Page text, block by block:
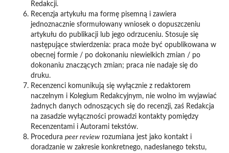
Redakcji.
Recenzja artykułu ma formę pisemną i zawiera
jednoznacznie sformułowany wniosek o dopuszczeniu
artykułu do publikacji lub jego odrzuceniu. Stosuje się
następujące stwierdzenia: praca może być opublikowana w
obecnej formie / po dokonaniu niewielkich zmian / po
dokonaniu znaczących zmian; praca nie nadaje się do
druku.
Recenzenci komunikują się wyłącznie z redaktorem
naczelnym i Kolegium Redakcyjnym, nie wolno im wyjawiać
żadnych danych odnoszących się do recenzji, zaś Redakcja
na zasadzie wyłączności prowadzi kontakty pomiędzy
Recenzentami i Autorami tekstów.
Procedura peer reviewrozumiana jest jako kontakt i
doradzanie w zakresie konkretnego, nadesłanego tekstu,